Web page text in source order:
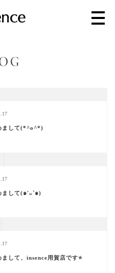
まして(*^o^*)
まして(๑′ᴗ‵๑)
まして、insence用賀店です⭐